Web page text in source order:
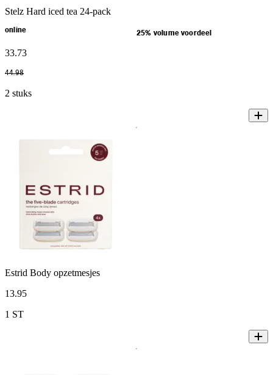
Stelz Hard iced tea 24-pack
online 25% volume voordeel
33.73
44.98
2 stuks
Estrid Body opzetmesjes
13.95
1 ST